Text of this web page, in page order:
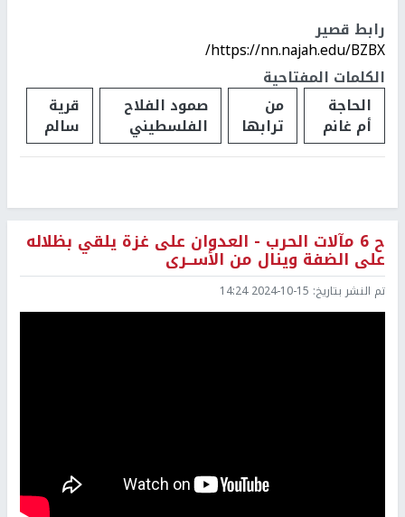
رابط قصير
https://nn.najah.edu/BZBX/
الكلمات المفتاحية
الحاجة
أم غانم
من
ترابها
صمود الفلاح
الفلسطيني
قرية
سالم
ح 6 مآلات الحرب - العدوان على غزة يلقي بظلاله
على الضفة وينال من الأســرى
تم النشر بتاريخ: 2024-10-15 14:24